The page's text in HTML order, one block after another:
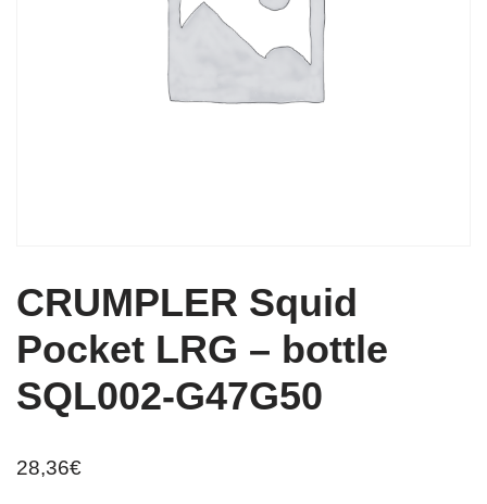
CRUMPLER Squid
Pocket LRG – bottle
SQL002-G47G50
28,36€